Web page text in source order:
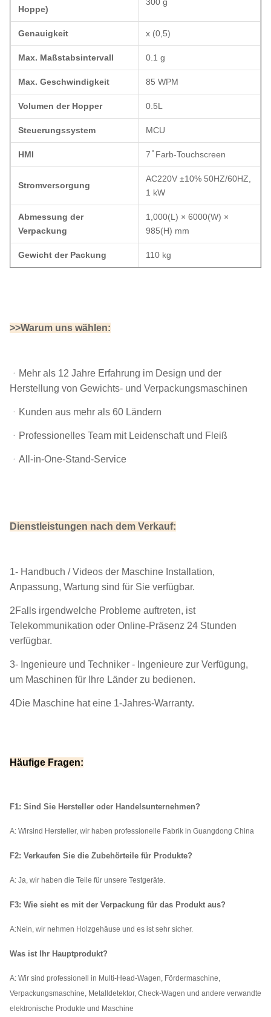
Hoppe)
Genauigkeit x (0,5)
Max. Maßstabsintervall 0.1 g
Max. Geschwindigkeit 85 WPM
Volumen der Hopper 0.5L
Steuerungssystem MCU
HMI 7 ̊ Farb-Touchscreen
Stromversorgung
AC220V ±10% 50HZ/60HZ,
1 kW
Abmessung der
Verpackung
1,000(L) × 6000(W) ×
985(H) mm
Gewicht der Packung 110 kg
>>Warum uns wählen:
ᆞ Mehr als 12 Jahre Erfahrung im Design und der
Herstellung von Gewichts- und Verpackungsmaschinen
ᆞKunden aus mehr als 60 Ländern
ᆞProfessionelles Team mit Leidenschaft und Fleiß
ᆞAll-in-One-Stand-Service
Dienstleistungen nach dem Verkauf:
1- Handbuch / Videos der Maschine Installation,
Anpassung, Wartung sind für Sie verfügbar.
2Falls irgendwelche Probleme auftreten, ist
Telekommunikation oder Online-Präsenz 24 Stunden
verfügbar.
3- Ingenieure und Techniker - Ingenieure zur Verfügung,
um Maschinen für Ihre Länder zu bedienen.
4Die Maschine hat eine 1-Jahres-Warranty.
Häufige Fragen:
F1: Sind Sie Hersteller oder Handelsunternehmen?
A: Wirsind Hersteller, wir haben professionelle Fabrik in Guangdong China
F2: Verkaufen Sie die Zubehörteile für Produkte?
A: Ja, wir haben die Teile für unsere Testgeräte.
F3: Wie sieht es mit der Verpackung für das Produkt aus?
A:Nein, wir nehmen Holzgehäuse und es ist sehr sicher.
Was ist Ihr Hauptprodukt?
A: Wir sind professionell in Multi-Head-Wagen, Fördermaschine,
Verpackungsmaschine, Metalldetektor, Check-Wagen und andere verwandte
elektronische Produkte und Maschine